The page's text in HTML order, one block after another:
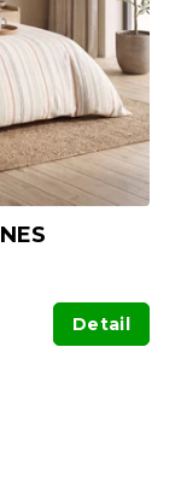
Detail